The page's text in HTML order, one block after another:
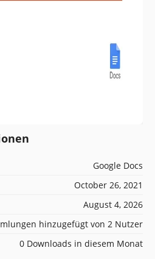
Google Docs
October 26, 2021
August 4, 2026
hinzugefügt von 2 Nutzer
0 Downloads in diesem Monat